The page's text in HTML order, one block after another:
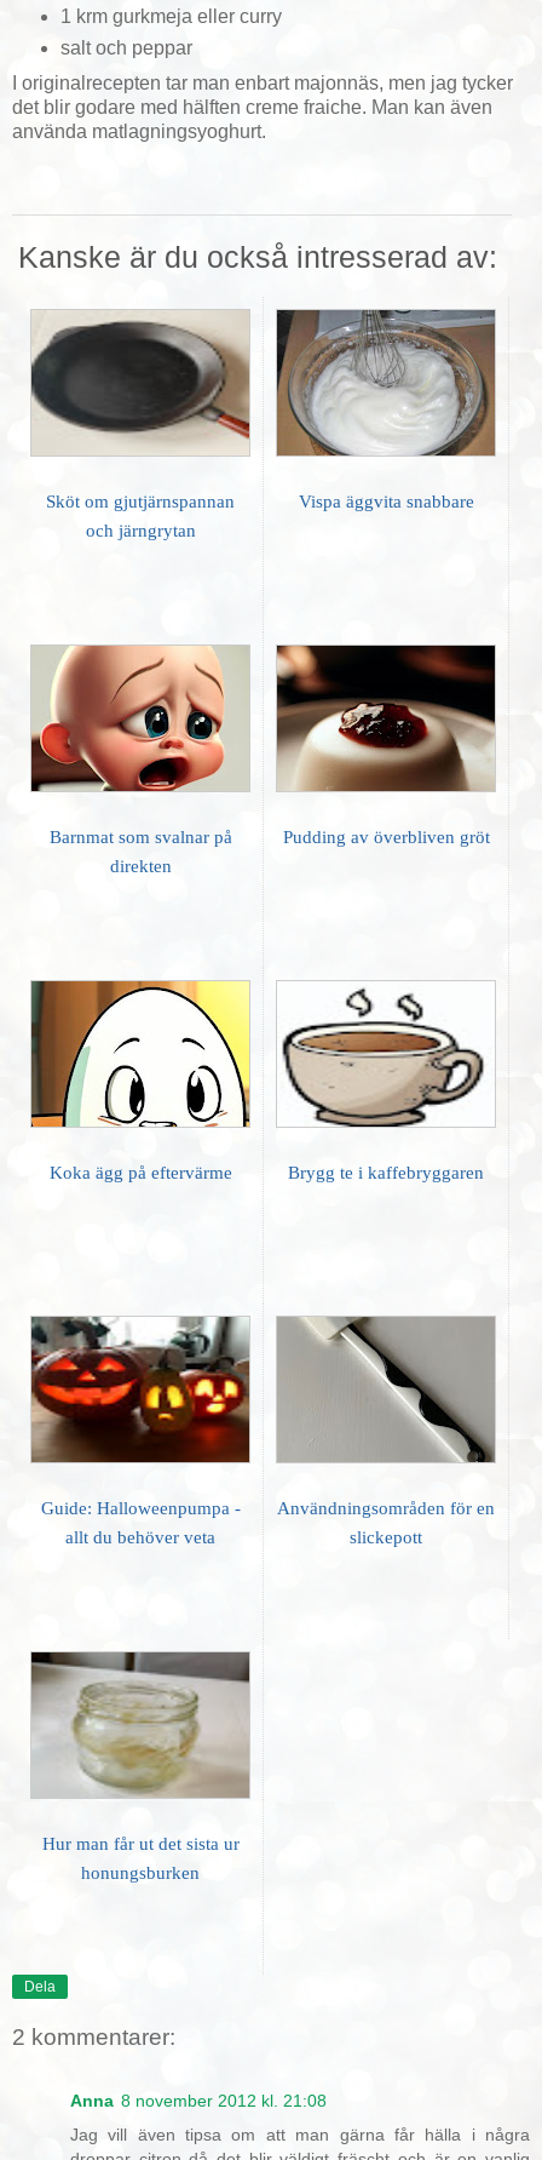
1 krm gurkmeja eller curry
salt och peppar
I originalrecepten tar man enbart majonnäs, men jag tycker
det blir godare med hälften creme fraiche. Man kan även
använda matlagningsyoghurt.
Kanske är du också intresserad av:
Sköt om gjutjärnspannan
och järngrytan
Vispa äggvita snabbare
Barnmat som svalnar på
direkten
Pudding av överbliven gröt
Koka ägg på eftervärme Brygg te i kaffebryggaren
Guide: Halloweenpumpa -
allt du behöver veta
Användningsområden för en
slickepott
Hur man får ut det sista ur
honungsburken
Dela
2 kommentarer:
Anna 8 november 2012 kl. 21:08
Jag vill även tipsa om att man gärna får hälla i några